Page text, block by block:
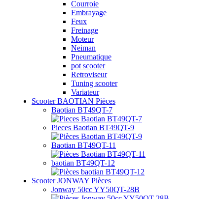
Courroie
Embrayage
Feux
Freinage
Moteur
Neiman
Pneumatique
pot scooter
Retroviseur
Tuning scooter
Variateur
Scooter BAOTIAN Pièces
Baotian BT49QT-7
Pieces Baotian BT49QT-9
Baotian BT49QT-11
baotian BT49QT-12
Scooter JONWAY Pièces
Jonway 50cc YY50QT-28B